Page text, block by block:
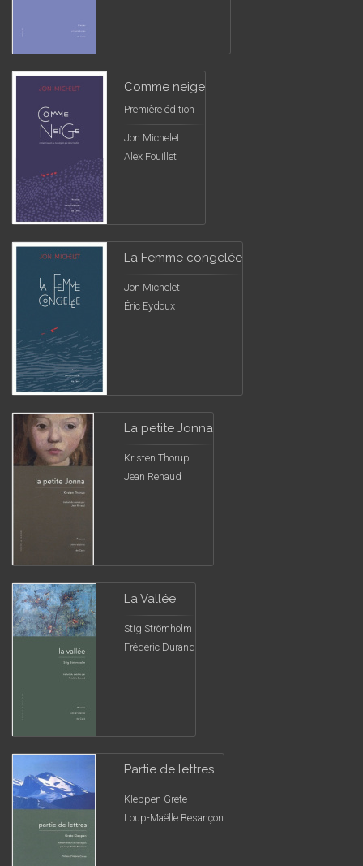
Comme neige
Première édition
Jon Michelet
Alex Fouillet
La Femme congelée
Jon Michelet
Éric Eydoux
La petite Jonna
Kristen Thorup
Jean Renaud
La Vallée
Stig Strömholm
Frédéric Durand
Partie de lettres
Kleppen Grete
Loup-Maëlle Besançon